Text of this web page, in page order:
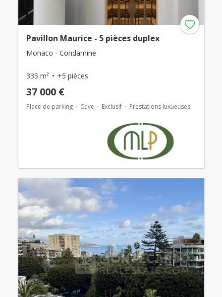
Pavillon Maurice - 5 pièces duplex
Monaco - Condamine
335 m² +5 pièces
37 000 €
Place de parking Cave Exclusif Prestations luxueuses